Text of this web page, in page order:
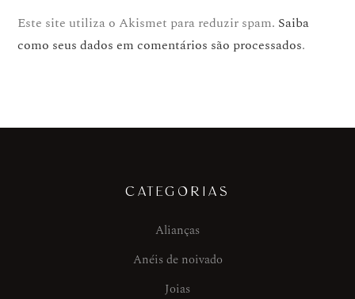
Este site utiliza o Akismet para reduzir spam. Saiba
como seus dados em comentários são processados.
CATEGORIAS
Alianças
Anéis de noivado
Joias